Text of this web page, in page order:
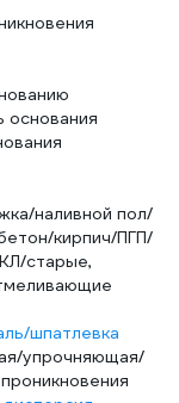
наливной пол/
кирпич/ПГП/
старые,
шпатлевка
упрочняющая/